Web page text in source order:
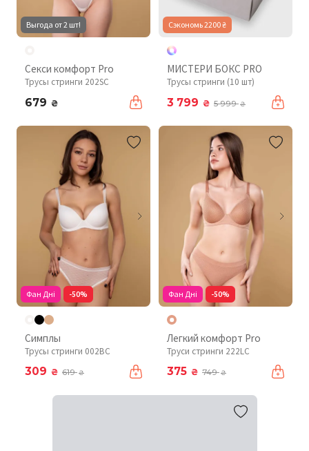
Выгода от 2 шт!
Секси комфорт Pro
Трусы стринги 202SC
679 ₴
Сэкономь 2200 ₴
МИСТЕРИ БОКС PRO
Трусы стринги (10 шт)
3 799 ₴ 5 999₴
Фан Дні -50%
Симплы
Трусы стринги 002BC
309 ₴ 619₴
Фан Дні -50%
Легкий комфорт Pro
Труси стринги 222LC
375 ₴ 749₴